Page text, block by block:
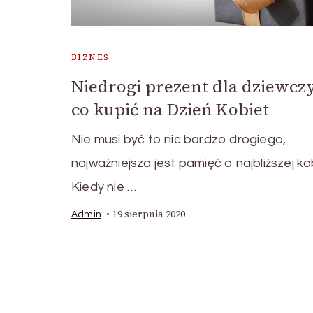
BIZNES
Niedrogi prezent dla
co kupić na Dzień Kobiet
Nie musi być to nic bardzo drogiego,
najważniejsza jest pamięć o najbliższej
Kiedy nie …
Admin 19 sierpnia 2020